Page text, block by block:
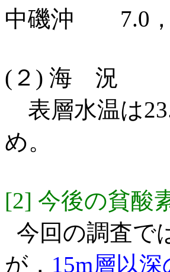
中磯沖 7.0，
(２) 海 況
表層水温は
め。
[2] 今後の貧酸
今回の調査で
が， 15m層以